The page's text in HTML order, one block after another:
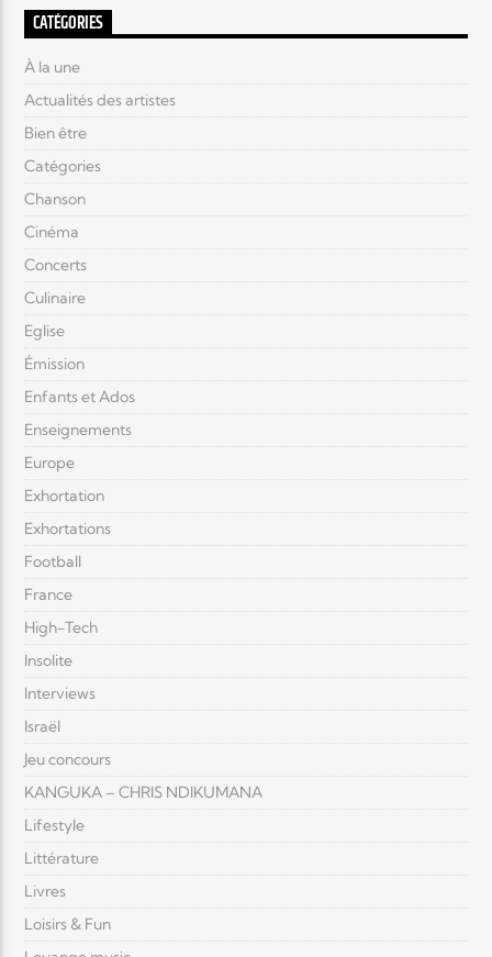
CATÉGORIES
À la une
Actualités des artistes
Bien être
Catégories
Chanson
Cinéma
Concerts
Culinaire
Eglise
Émission
Enfants et Ados
Enseignements
Europe
Exhortation
Exhortations
Football
France
High-Tech
Insolite
Interviews
Israël
Jeu concours
KANGUKA – CHRIS NDIKUMANA
Lifestyle
Littérature
Livres
Loisirs & Fun